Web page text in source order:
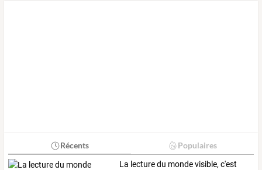
Récents Populaires
La lecturedu mondevisible, c'est